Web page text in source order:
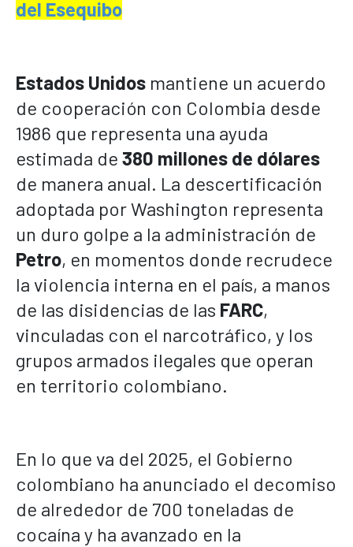
del Esequibo
Estados Unidos mantiene un acuerdo
de cooperación con Colombia desde
1986 que representa una ayuda
estimada de 380 millones de dólares
de manera anual. La descertificación
adoptada por Washington representa
un duro golpe a la administración de
Petro, en momentos donde recrudece
la violencia interna en el país, a manos
de las disidencias de las FARC,
vinculadas con el narcotráfico, y los
grupos armados ilegales que operan
en territorio colombiano.
En lo que va del 2025, el Gobierno
colombiano ha anunciado el decomiso
de alrededor de 700 toneladas de
cocaína y ha avanzado en la